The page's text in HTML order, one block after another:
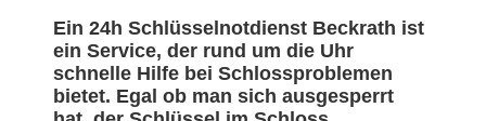
Ein 24h Schlüsselnotdienst Beckrath ist
ein Service, der rund um die Uhr
schnelle Hilfe bei Schlossproblemen
bietet. Egal ob man sich ausgesperrt